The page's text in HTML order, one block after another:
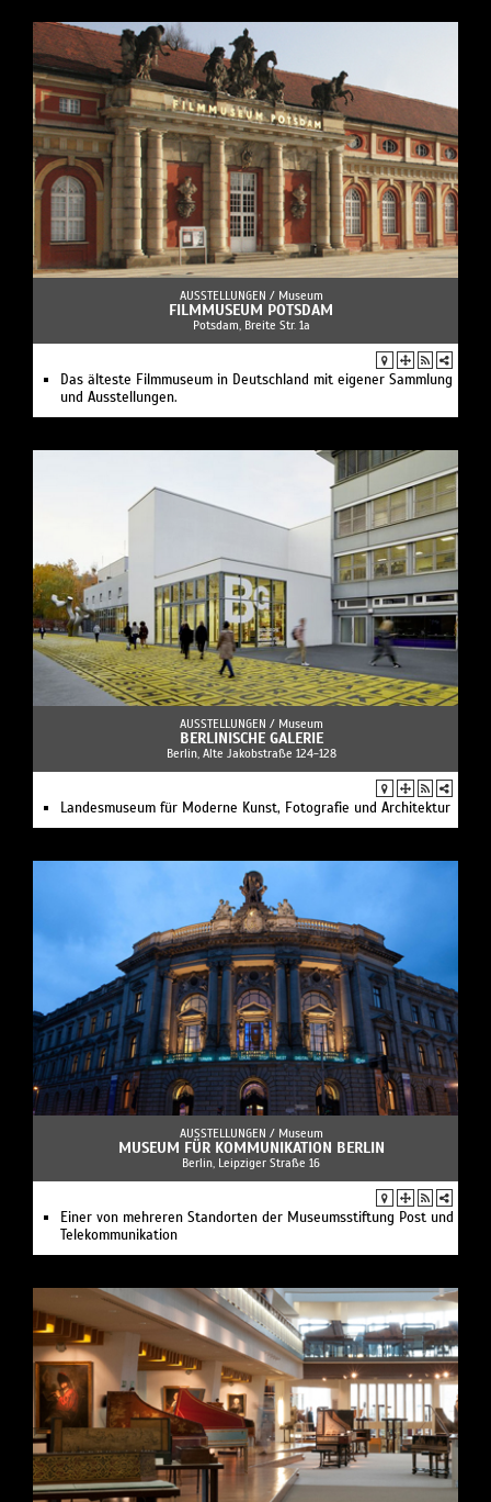
AUSSTELLUNGEN / Museum
FILMMUSEUM POTSDAM
Potsdam, Breite Str. 1a
Das älteste Filmmuseum in Deutschland mit eigener Sammlung
und Ausstellungen.
AUSSTELLUNGEN / Museum
BERLINISCHE GALERIE
Berlin, Alte Jakobstraße 124-128
Landesmuseum für Moderne Kunst, Fotografie und Architektur
AUSSTELLUNGEN / Museum
MUSEUM FÜR KOMMUNIKATION BERLIN
Berlin, Leipziger Straße 16
Einer von mehreren Standorten der Museumsstiftung Post und
Telekommunikation